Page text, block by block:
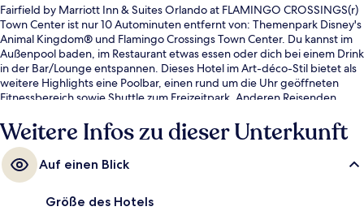
Fairfield by Marriott Inn & Suites Orlando at FLAMINGO CROSSINGS(r)
Town Center ist nur 10 Autominuten entfernt von: Themenpark Disney's
Animal Kingdom® und Flamingo Crossings Town Center. Du kannst im
Außenpool baden, im Restaurant etwas essen oder dich bei einem Drink
in der Bar/Lounge entspannen. Dieses Hotel im Art-déco-Stil bietet als
weitere Highlights eine Poolbar, einen rund um die Uhr geöffneten
Fitnessbereich sowie Shuttle zum Freizeitpark. Anderen Reisenden
Weitere Infos zu dieser Unterkunft
Auf einen Blick
Größe des Hotels